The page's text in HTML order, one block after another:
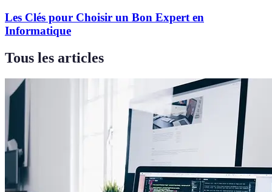
Les Clés pour Choisir un Bon Expert en
Informatique
Tous les articles